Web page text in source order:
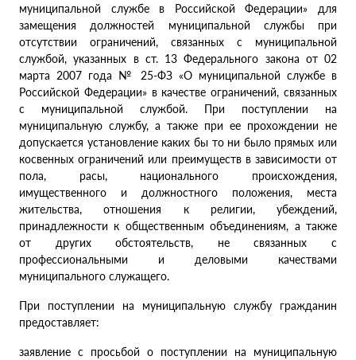
муниципальной службе в Российской Федерации» для
замещения должностей муниципальной службы при
отсутствии ограничений, связанных с муниципальной
службой, указанных в ст. 13 Федерального закона от 02
марта 2007 года № 25-ФЗ «О муниципальной службе в
Российской Федерации» в качестве ограничений, связанных
с муниципальной службой. При поступлении на
муниципальную службу, а также при ее прохождении не
допускается установление каких бы то ни было прямых или
косвенных ограничений или преимуществ в зависимости от
пола, расы, национального происхождения,
имущественного и должностного положения, места
жительства, отношения к религии, убеждений,
принадлежности к общественным объединениям, а также
от других обстоятельств, не связанных с
профессиональными и деловыми качествами
муниципального служащего.
При поступлении на муниципальную службу гражданин
предоставляет:
заявление с просьбой о поступлении на муниципальную